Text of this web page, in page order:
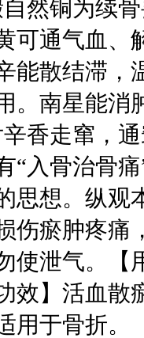
然铜为续
可通气血、
能散结滞，
。南星能消
香走窜，
“入骨治骨
思想。纵观
伤瘀肿疼痛
使泄气。【
效】活血散
用于骨折。